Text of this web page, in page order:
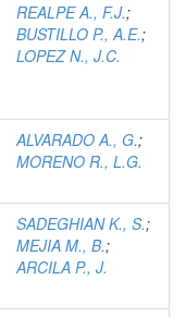
REALPE A., F.J.;
BUSTILLO P., A.E.;
LOPEZ N., J.C.
ALVARADO A., G.;
MORENO R., L.G.
SADEGHIAN K., S.;
MEJIA M., B.;
ARCILA P., J.